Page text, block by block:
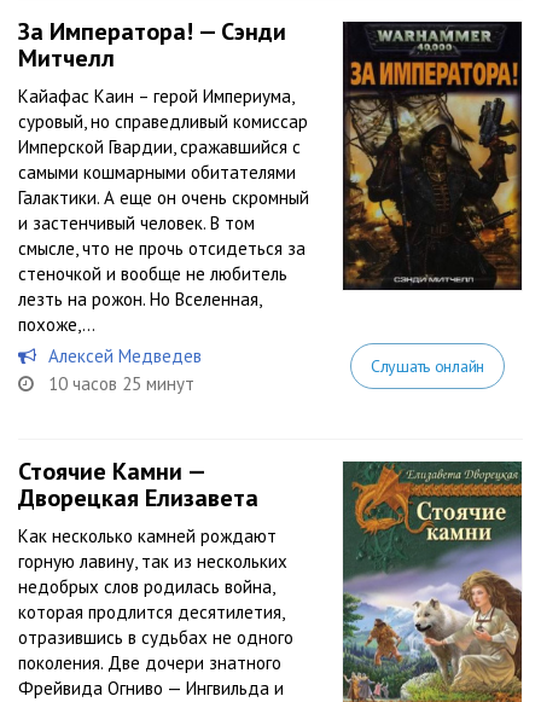
За Императора! — Сэнди
Митчелл
Кайафас Каин – герой Империума,
суровый, но справедливый комиссар
Имперской Гвардии, сражавшийся с
самыми кошмарными обитателями
Галактики. А еще он очень скромный
и застенчивый человек. В том
смысле, что не прочь отсидеться за
стеночкой и вообще не любитель
лезть на рожон. Но Вселенная,
похоже,...
Алексей Медведев
10 часов 25 минут
Слушать онлайн
Стоячие Камни —
Дворецкая Елизавета
Как несколько камней рождают
горную лавину, так из нескольких
недобрых слов родилась война,
которая продлится десятилетия,
отразившись в судьбах не одного
поколения. Две дочери знатного
Фрейвида Огниво — Ингвильда и